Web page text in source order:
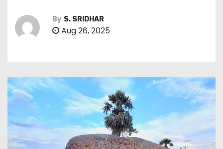
By S. SRIDHAR
Aug 26, 2025